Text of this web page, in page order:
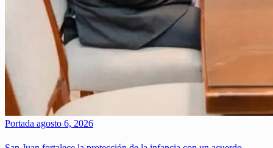
Portada agosto 6, 2026